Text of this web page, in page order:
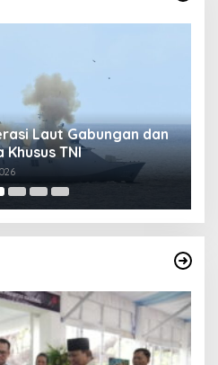
Laut Gabungan dan
TNI